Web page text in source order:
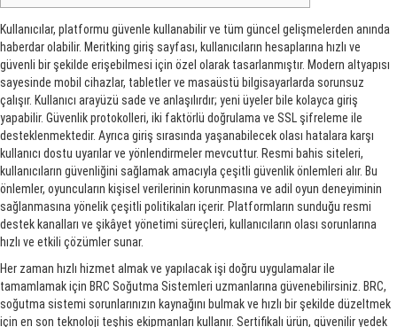
Kullanıcılar, platformu güvenle kullanabilir ve tüm güncel gelişmelerden anında
haberdar olabilir. Meritking giriş sayfası, kullanıcıların hesaplarına hızlı ve
güvenli bir şekilde erişebilmesi için özel olarak tasarlanmıştır. Modern altyapısı
sayesinde mobil cihazlar, tabletler ve masaüstü bilgisayarlarda sorunsuz
çalışır. Kullanıcı arayüzü sade ve anlaşılırdır; yeni üyeler bile kolayca giriş
yapabilir. Güvenlik protokolleri, iki faktörlü doğrulama ve SSL şifreleme ile
desteklenmektedir. Ayrıca giriş sırasında yaşanabilecek olası hatalara karşı
kullanıcı dostu uyarılar ve yönlendirmeler mevcuttur. Resmi bahis siteleri,
kullanıcıların güvenliğini sağlamak amacıyla çeşitli güvenlik önlemleri alır. Bu
önlemler, oyuncuların kişisel verilerinin korunmasına ve adil oyun deneyiminin
sağlanmasına yönelik çeşitli politikaları içerir. Platformların sunduğu resmi
destek kanalları ve şikâyet yönetimi süreçleri, kullanıcıların olası sorunlarına
hızlı ve etkili çözümler sunar.
Her zaman hızlı hizmet almak ve yapılacak işi doğru uygulamalar ile
tamamlamak için BRC Soğutma Sistemleri uzmanlarına güvenebilirsiniz. BRC,
soğutma sistemi sorunlarınızın kaynağını bulmak ve hızlı bir şekilde düzeltmek
için en son teknoloji teşhis ekipmanları kullanır. Sertifikalı ürün, güvenilir yedek